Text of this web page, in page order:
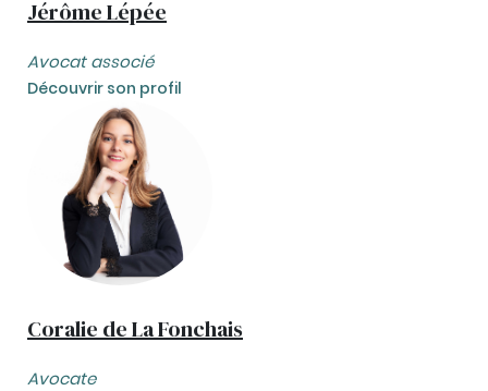
Jérôme Lépée
Avocat associé
Découvrir son profil
Coralie de La Fonchais
Avocate